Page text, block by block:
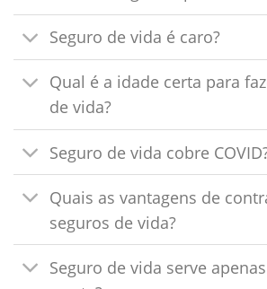
Seguro de vida é caro?
Qual é a idade certa para
de vida?
Seguro de vida cobre
Quais as vantagens de
seguros de vida?
Seguro de vida serve